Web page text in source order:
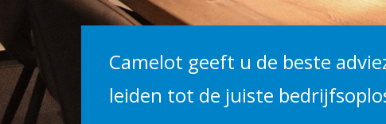
Camelot geeft u de beste
leiden tot de juiste